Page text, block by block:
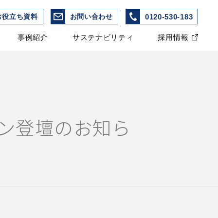
役立ち資料 お問い合わせ 0120-530-183
事例紹介 サステナビリティ 採用情報
登壇のお知ら